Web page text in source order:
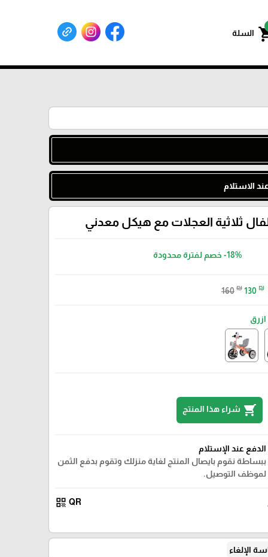
السلة
الاستلام
ثلاثية العجلات مع هيكل معدني
-18%خصم لفترة محدودة
160 ₪ 130 ₪
ازرق
shopping_cart شراء هذا المنتج
الدفع عند الإستلام
ببساطة نقوم بايصال المنتج لغاية منزلك وتقوم بدفع الثمن
لموظف التوصيل.
QR
qr_code
الإلغاء